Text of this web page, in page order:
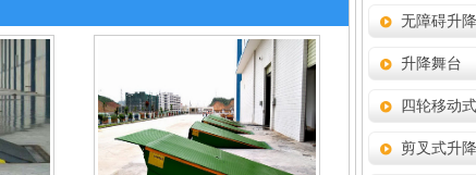
无障碍升
升降舞台
四轮移动
剪叉式升